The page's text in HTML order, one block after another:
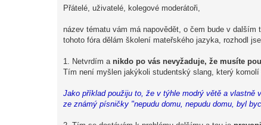
í
s
v
e
Přátelé, uživatelé, kolegové moderátoři,
název tématu vám má napovědět, o čem bude v
tohoto fóra dělám školení mateřského jazyka, rozhodl
1. Netvrdím a nikdo po vás nevyžaduje, že musíte
Tím není myšlen jakýkoli studentský slang, který
Jako příklad použiju to, že v týhle modrý větě a vlastně
ze známý písničky "nepudu domu, nepudu domu, byl